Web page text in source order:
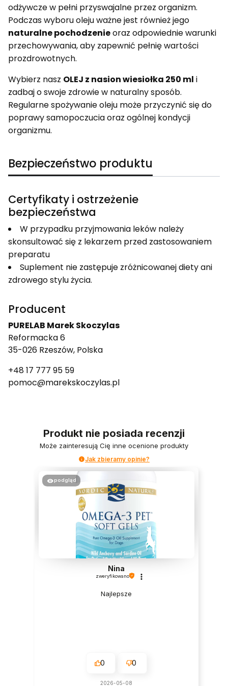
odżywcze w pełni przyswajalne przez organizm.
Podczas wyboru oleju ważne jest również jego
naturalne pochodzenieoraz odpowiednie warunki
przechowywania, aby zapewnić pełnię wartości
prozdrowotnych.
Wybierz nasz OLEJ z nasion wiesiołka 250 ml i
zadbaj o swoje zdrowie w naturalny sposób.
Regularne spożywanie oleju może przyczynić się do
poprawy samopoczucia oraz ogólnej kondycji
organizmu.
Bezpieczeństwo produktu
Certyfikaty i ostrzeżenie
bezpieczeństwa
W przypadku przyjmowania leków należy
skonsultować się z lekarzem przed zastosowaniem
preparatu
Suplement nie zastępuje zróżnicowanej diety ani
zdrowego stylu życia.
Producent
PURELAB Marek Skoczylas
Reformacka 6
35-026 Rzeszów, Polska
+48 17 777 95 59
pomoc@marekskoczylas.pl
Produkt nie posiada recenzji
Może zainteresują Cię inne ocenione produkty
Jak zbieramy opinie?
podgląd
Nina
zweryfikowano
Najlepsze
0 0
2026-05-08